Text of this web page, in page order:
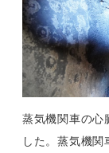
蒸気機関車の心
した。蒸気機